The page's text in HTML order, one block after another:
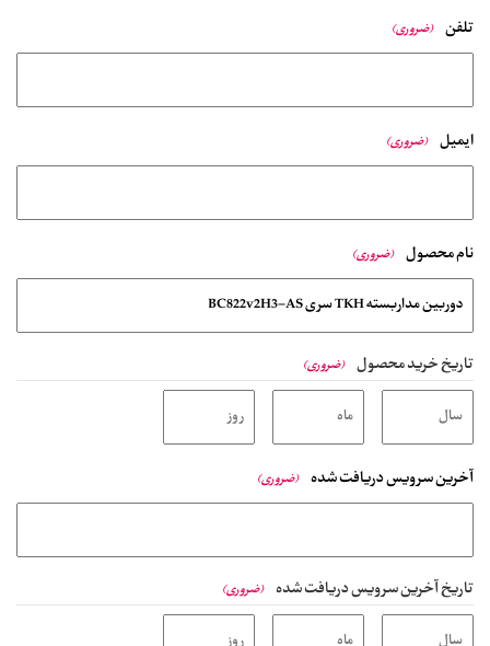
تلفن (ضروری)
ایمیل (ضروری)
نام محصول (ضروری)
تاریخ خرید محصول (ضروری)
آخرین سرویس دریافت شده (ضروری)
تاریخ آخرین سرویس دریافت شده (ضروری)